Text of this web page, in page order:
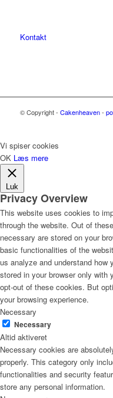
Kontakt
© Copyright - Cakenheaven-
Vi spiser cookies
OK Læs mere
Luk
Privacy Overview
This website uses cookies to
through the website. Out of
necessary are stored on your
basic functionalities of the
us analyze and understand
stored in your browser only with
opt-out of these cookies. But
your browsing experience.
Necessary
Necessary
Altid aktiveret
Necessary cookies are
properly. This category only
functionalities and security
store any personal information.